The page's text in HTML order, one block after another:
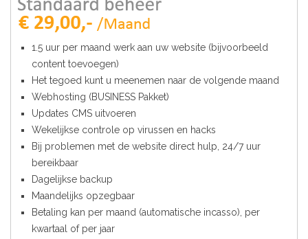
1.5 uur per maand werk aan uw website (bijvoorbeeld
content toevoegen)
Het tegoed kunt u meenemen naar de volgende maand
Webhosting (BUSINESS Pakket)
Updates CMS uitvoeren
Wekelijkse controle op virussen en hacks
Bij problemen met de website direct hulp, 24/7 uur
bereikbaar
Dagelijkse backup
Maandelijks opzegbaar
Betaling kan per maand (automatische incasso), per
kwartaal of per jaar